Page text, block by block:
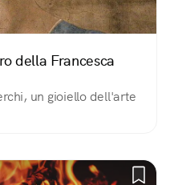
della Francesca
un gioiello dell'arte